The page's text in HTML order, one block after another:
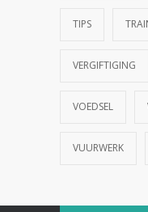
TIPS
VERGIFTIGING
VOEDSEL
VUURWERK